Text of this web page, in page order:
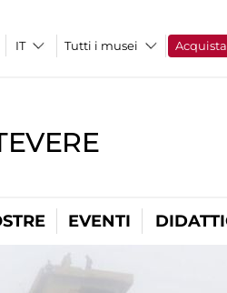
Tutti i musei Acquista
EVENTI